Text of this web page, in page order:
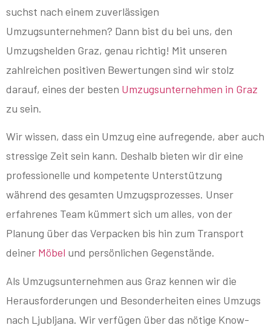
suchst nach einem zuverlässigen
Umzugsunternehmen? Dann bist du bei uns, den
Umzugshelden Graz, genau richtig! Mit unseren
zahlreichen positiven Bewertungen sind wir stolz
darauf, eines der besten Umzugsunternehmen in Graz
zu sein.
Wir wissen, dass ein Umzug eine aufregende, aber auch
stressige Zeit sein kann. Deshalb bieten wir dir eine
professionelle und kompetente Unterstützung
während des gesamten Umzugsprozesses. Unser
erfahrenes Team kümmert sich um alles, von der
Planung über das Verpacken bis hin zum Transport
deiner Möbel und persönlichen Gegenstände.
Als Umzugsunternehmen aus Graz kennen wir die
Herausforderungen und Besonderheiten eines Umzugs
nach Ljubljana. Wir verfügen über das nötige Know-